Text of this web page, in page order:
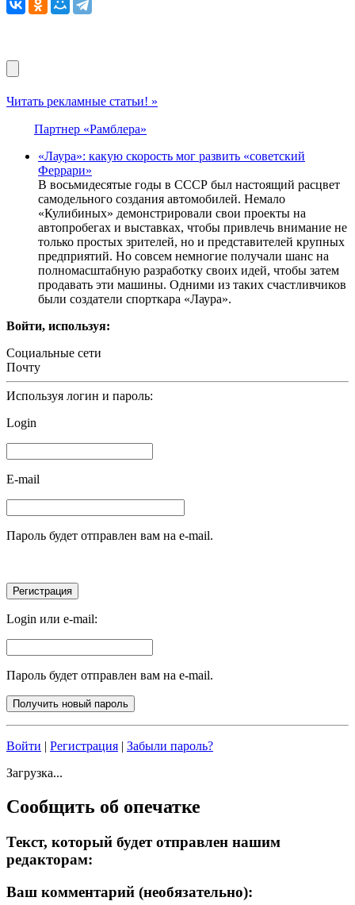
Читать рекламные статьи! »
Партнер «Рамблера»
«Лаура»: какую скорость мог развить «советский
Феррари»
В восьмидесятые годы в СССР был настоящий расцвет
самодельного создания автомобилей. Немало
«Кулибиных» демонстрировали свои проекты на
автопробегах и выставках, чтобы привлечь внимание не
только простых зрителей, но и представителей крупных
предприятий. Но совсем немногие получали шанс на
полномасштабную разработку своих идей, чтобы затем
продавать эти машины. Одними из таких счастливчиков
были создатели спорткара «Лаура».
Войти, используя:
Социальные сети
Почту
Используя логин и пароль:
Login
E-mail
Пароль будет отправлен вам на e-mail.
Login или e-mail:
Пароль будет отправлен вам на e-mail.
Войти | Регистрация | Забыли пароль?
Загрузка...
Сообщить об опечатке
Текст, который будет отправлен нашим
редакторам:
Ваш комментарий (необязательно):